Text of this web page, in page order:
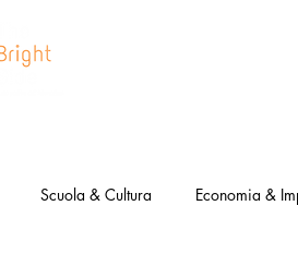
Scuola & Cultura Economia &